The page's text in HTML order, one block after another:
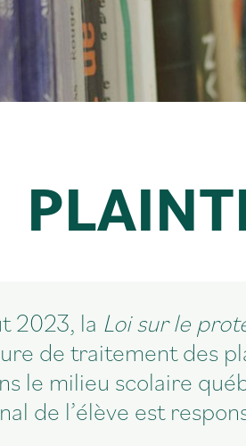
2023, la Loi sur le
de traitement des
le milieu scolaire
de l’élève est